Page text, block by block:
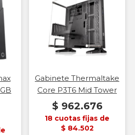
Gabinete Thermaltake
Core P3T6 Mid Tower
$ 962.676
18 cuotas fijas de
$ 84.502